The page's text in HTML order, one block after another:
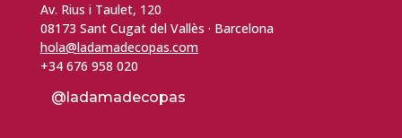
Av. Rius i Taulet, 120
08173 Sant Cugat del Vallès · Barcelona
hola@ladamadecopas.com
+34 676 958 020
@ladamadecopas